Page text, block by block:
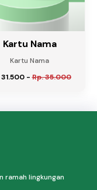
Kartu Nama
Kartu Nama
31.500-Rp. 35.000
ramah lingkungan